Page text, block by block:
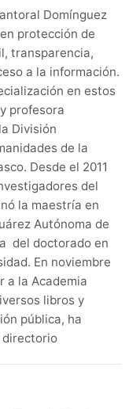
Domínguez
protección de
transparencia,
a la información.
en estos
profesora
División
de la
Desde el 2011
del
la maestría en
Autónoma de
del doctorado en
En noviembre
a la Academia
libros y
pública, ha
directorio